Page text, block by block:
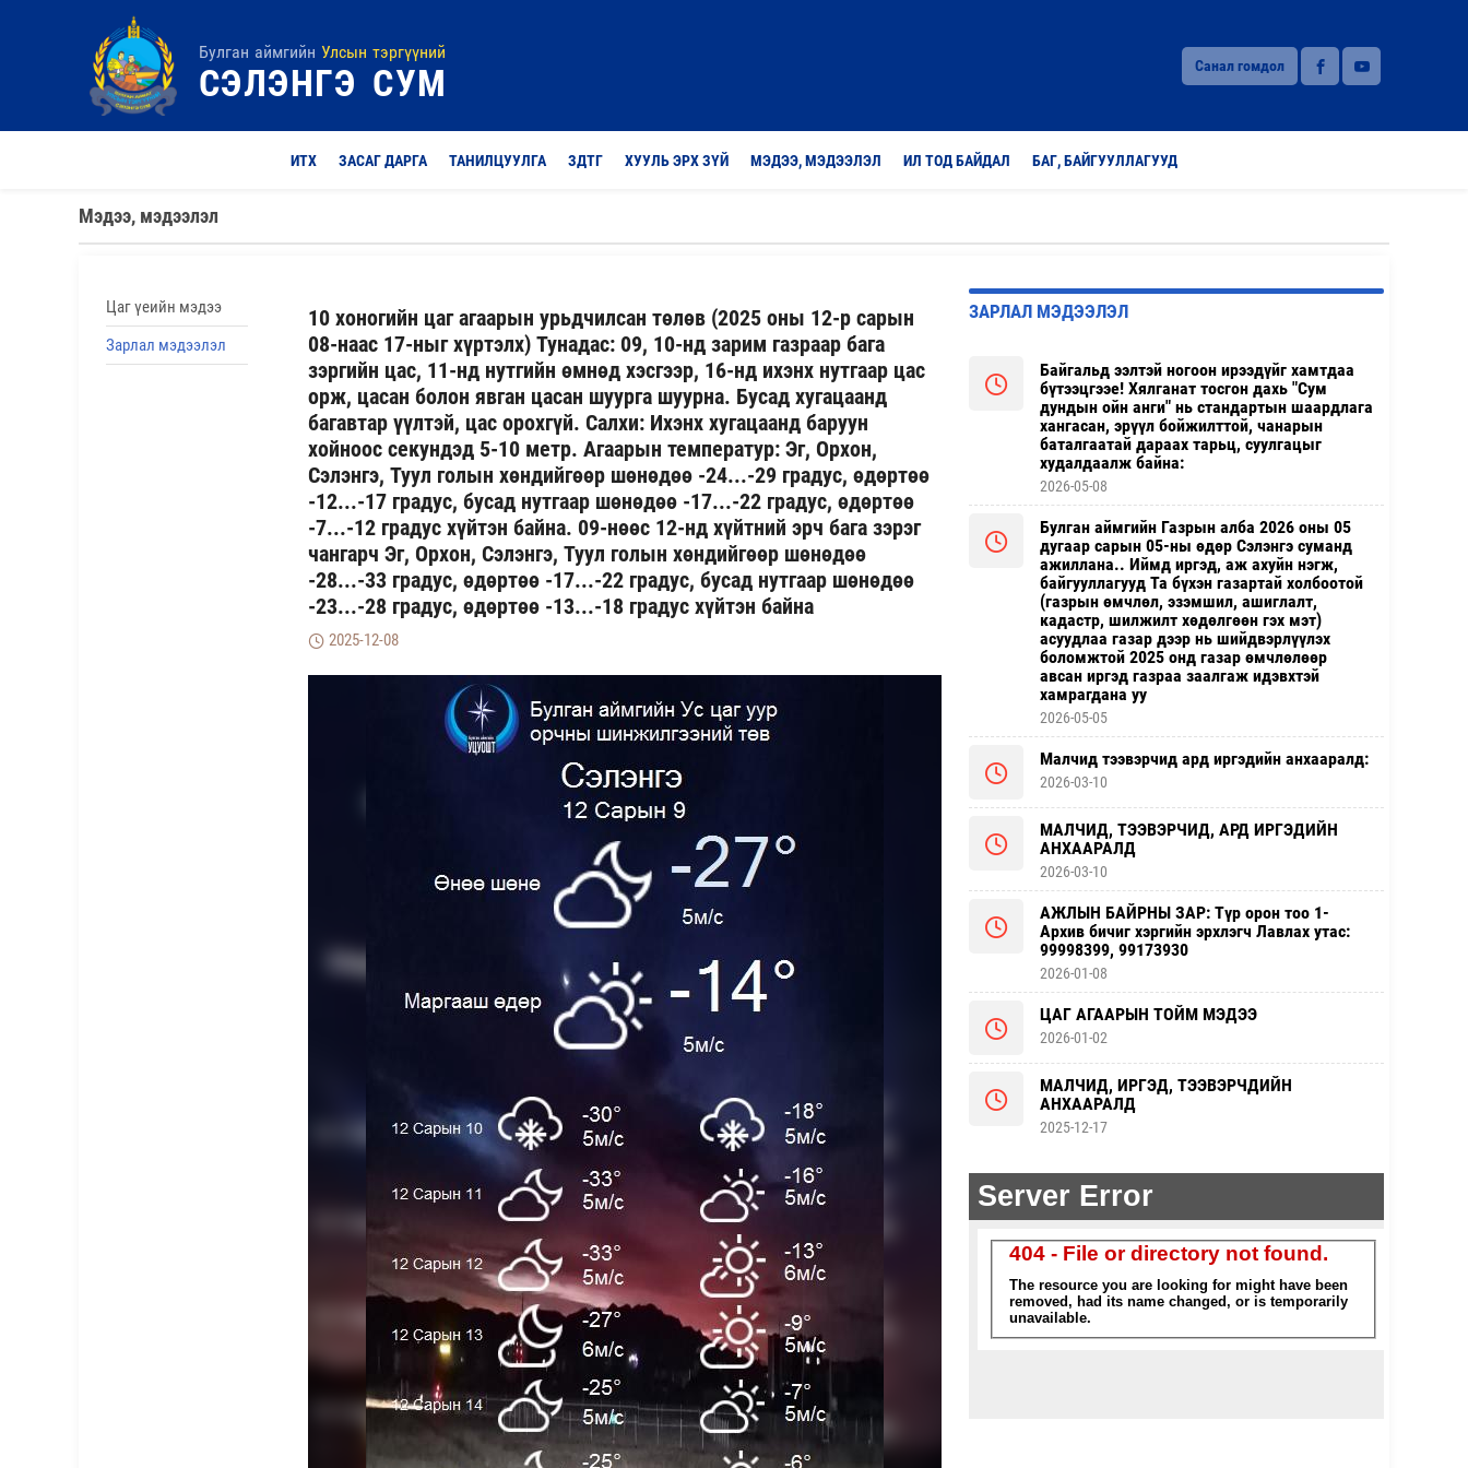
Булган аймгийн Улсын тэргүүний
СЭЛЭНГЭ СУМ Санал гомдол
ИТХ ЗАСАГ ДАРГА ТАНИЛЦУУЛГА ЗДТГ ХУУЛЬ ЭРХ ЗҮЙ МЭДЭЭ, МЭДЭЭЛЭЛ ИЛ ТОД БАЙДАЛ БАГ, БАЙГУУЛЛАГУУД
Мэдээ, мэдээлэл
Цаг үеийн мэдээ
Зарлал мэдээлэл
10 хоногийн цаг агаарын урьдчилсан төлөв (2025 оны 12-р сарын
08-наас 17-ныг хүртэлх) Тунадас: 09, 10-нд зарим газраар бага
зэргийн цас, 11-нд нутгийн өмнөд хэсгээр, 16-нд ихэнх нутгаар цас
орж, цасан болон явган цасан шуурга шуурна. Бусад хугацаанд
багавтар үүлтэй, цас орохгүй. Салхи: Ихэнх хугацаанд баруун
хойноос секундэд 5-10 метр. Агаарын температур: Эг, Орхон,
Сэлэнгэ, Туул голын хөндийгөөр шөнөдөө -24...-29 градус, өдөртөө
-12...-17 градус, бусад нутгаар шөнөдөө -17...-22 градус, өдөртөө
-7...-12 градус хүйтэн байна. 09-нөөс 12-нд хүйтний эрч бага зэрэг
чангарч Эг, Орхон, Сэлэнгэ, Туул голын хөндийгөөр шөнөдөө
-28...-33 градус, өдөртөө -17...-22 градус, бусад нутгаар шөнөдөө
-23...-28 градус, өдөртөө -13...-18 градус хүйтэн байна
2025-12-08
ЗАРЛАЛ МЭДЭЭЛЭЛ
Байгальд ээлтэй ногоон ирээдүйг хамтдаа
бүтээцгээе! Хялганат тосгон дахь "Сум
дундын ойн анги" нь стандартын шаардлага
хангасан, эрүүл бойжилттой, чанарын
баталгаатай дараах тарьц, суулгацыг
худалдаалж байна:
2026-05-08
Булган аймгийн Газрын алба 2026 оны 05
дугаар сарын 05-ны өдөр Сэлэнгэ суманд
ажиллана.. Иймд иргэд, аж ахуйн нэгж,
байгууллагууд Та бүхэн газартай холбоотой
(газрын өмчлөл, эзэмшил, ашиглалт,
кадастр, шилжилт хөдөлгөөн гэх мэт)
асуудлаа газар дээр нь шийдвэрлүүлэх
боломжтой 2025 онд газар өмчлөлөөр
авсан иргэд газраа заалгаж идэвхтэй
хамрагдана уу
2026-05-05
Малчид тээвэрчид ард иргэдийн анхааралд:
2026-03-10
МАЛЧИД, ТЭЭВЭРЧИД, АРД ИРГЭДИЙН
АНХААРАЛД
2026-03-10
АЖЛЫН БАЙРНЫ ЗАР: Түр орон тоо 1-
Архив бичиг хэргийн эрхлэгч Лавлах утас:
99998399, 99173930
2026-01-08
ЦАГ АГААРЫН ТОЙМ МЭДЭЭ
2026-01-02
МАЛЧИД, ИРГЭД, ТЭЭВЭРЧДИЙН
АНХААРАЛД
2025-12-17